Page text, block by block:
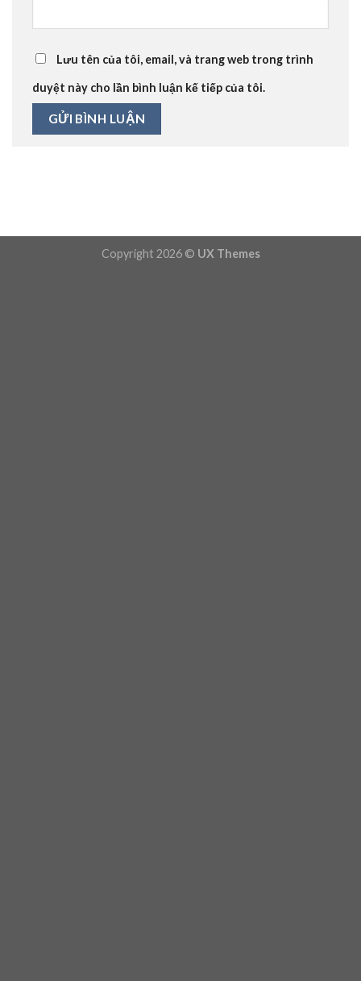
Lưu tên của tôi, email, và trang web trong trình
duyệt này cho lần bình luận kế tiếp của tôi.
Copyright 2026 © UX Themes